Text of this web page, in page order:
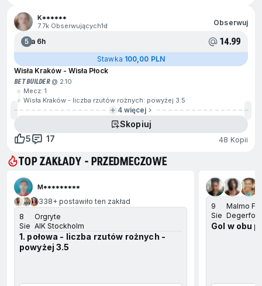
K******
7.7k Obserwujących1d Obserwuj
5Za 6h 14.99
Stawka 100,00 PLN
Wisła Kraków - Wisła Płock
BET BUILDER@ 2.10
Mecz: 1
Wisła Kraków - liczba rzutów rożnych: powyżej 3.5
4 więcej
Skopiuj
5
17 48 Kopii
TOP ZAKŁADY - PRZEDMECZOWE
na koniecM*********
338+ postawiło ten zakład
8
Sie
Orgryte
AIK Stockholm
1. połowa - liczba rzutów rożnych -
powyżej 3.5
9
Sie
Malmo FF
Degerfors
Gol w obu